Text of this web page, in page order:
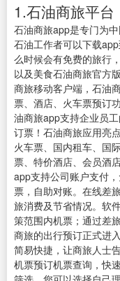
1.石油商旅平台
石油商旅app是专门为
石油工作者可以下载
么时候会有免费的旅行
以及美食石油商旅官方
商旅移动客户端，石油
票、酒店、火车票预订
油商旅app支持企业员
订票！石油商旅应用亮
火车票、国内租车、国
票、特价酒店、会员酒
app支持公司账户支付
票，自助对账。在线差
旅消费及节省情况。软
策范围内机票；通过差
商旅的出行预订正式进
简易快捷，让商旅人士
机票预订机票查询，快